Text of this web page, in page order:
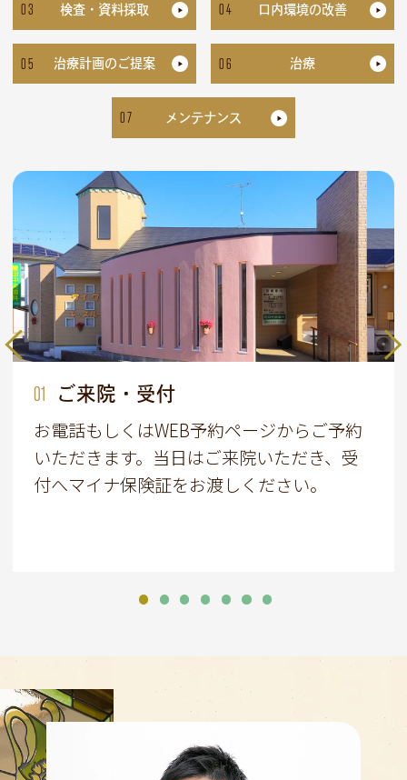
03 検査・資料採取 04 口内環境の改善
05 治療計画のご提案 06 治療
07 メンテナンス
01 ご来院・受付
お電話もしくはWEB予約ページからご予約
いただきます。当日はご来院いただき、受
付へマイナ保険証をお渡しください。
02 問診・カウンセリング
03 検査・資料採取
04 口内環境の改善
05 治療計画のご提案
06 治療
07 メンテナンス